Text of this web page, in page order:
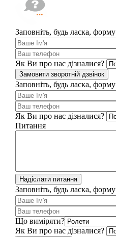
Заповніть, будь ласка, форму
Як Ви про нас дізналися?
Замовити зворотній дзвінок
Заповніть, будь ласка, форму
Як Ви про нас дізналися?
Питання
Надіслати питання
Заповніть, будь ласка, форму
Що виміряти?
Як Ви про нас дізналися?